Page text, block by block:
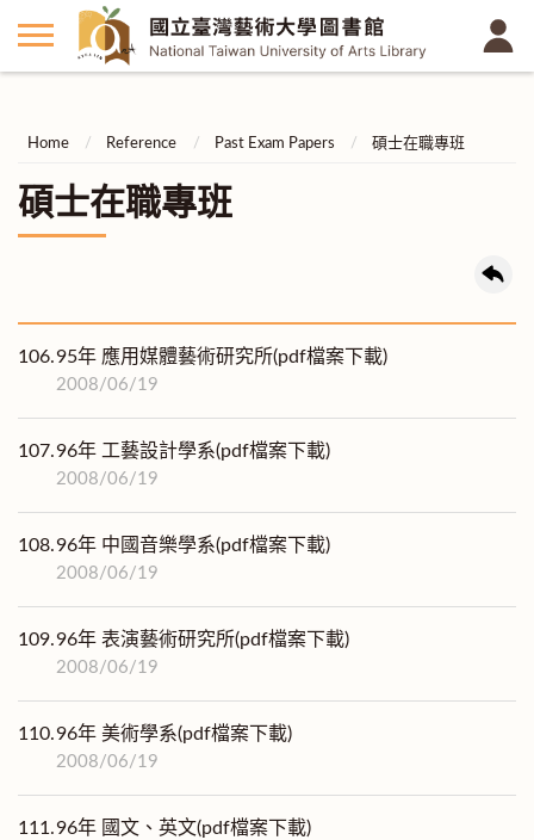
Home Reference Past Exam Papers 碩士在職專班
碩士在職專班
106.95年 應用媒體藝術研究所(pdf檔案下載)
2008/06/19
107.96年 工藝設計學系(pdf檔案下載)
2008/06/19
108.96年 中國音樂學系(pdf檔案下載)
2008/06/19
109.96年 表演藝術研究所(pdf檔案下載)
2008/06/19
110.96年 美術學系(pdf檔案下載)
2008/06/19
111.96年 國文、英文(pdf檔案下載)